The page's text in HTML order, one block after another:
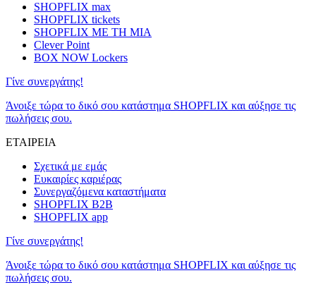
SHOPFLIX max
SHOPFLIX tickets
SHOPFLIX ΜΕ ΤΗ ΜΙΑ
Clever Point
BOX NOW Lockers
Γίνε συνεργάτης!
Άνοιξε τώρα το δικό σου κατάστημα SHOPFLIX και αύξησε τις
πωλήσεις σου.
ΕΤΑΙΡΕΙΑ
Σχετικά με εμάς
Ευκαιρίες καριέρας
Συνεργαζόμενα καταστήματα
SHOPFLIX B2B
SHOPFLIX app
Γίνε συνεργάτης!
Άνοιξε τώρα το δικό σου κατάστημα SHOPFLIX και αύξησε τις
πωλήσεις σου.